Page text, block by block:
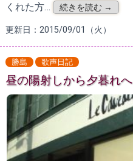
くれた方…
続きを読む →
更新日：2015/09/01（火）
勝島 歌声日記
昼の陽射しから夕暮れへ